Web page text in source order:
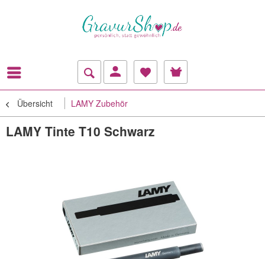
Übersicht LAMY Zubehör
LAMY Tinte T10 Schwarz